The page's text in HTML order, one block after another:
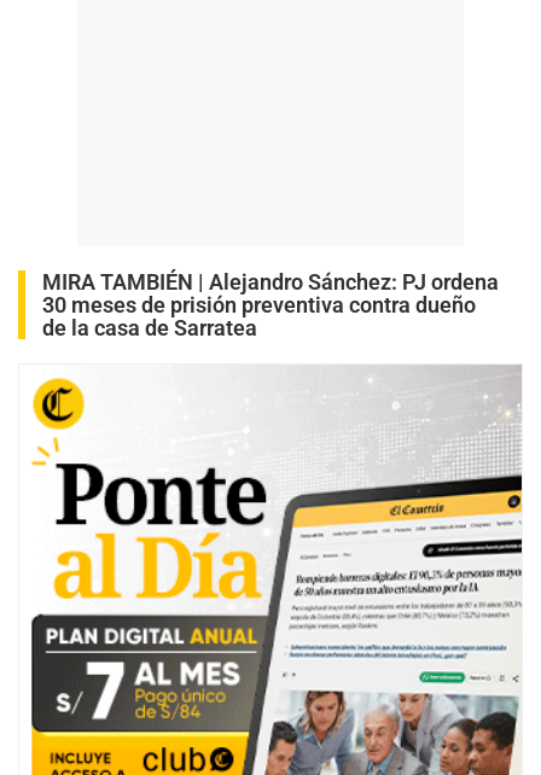
MIRA TAMBIÉN | Alejandro Sánchez: PJ ordena
30 meses de prisión preventiva contra dueño
de la casa de Sarratea